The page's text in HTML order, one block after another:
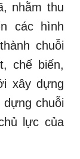
nhằm thu
các hình
chuỗi
chế biến,
xây dựng
chuỗi
lực của